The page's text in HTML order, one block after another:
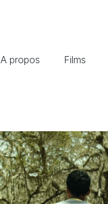
A propos Films